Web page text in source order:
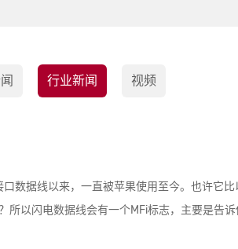
行业新闻 视频
数据线以来，一直被苹果使用至今。也许它
所以闪电数据线会有一个MFi标志，主要是告